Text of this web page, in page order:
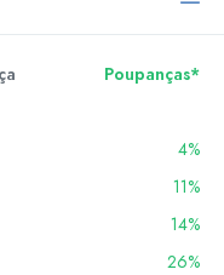
Poupanças*
4%
11%
14%
26%